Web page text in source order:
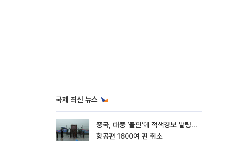
국제 최신 뉴스
중국, 태풍 ‘돌핀’에 적색경보 발령…
항공편 1600여 편 취소